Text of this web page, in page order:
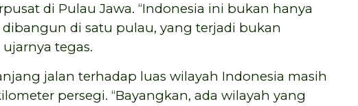
di Pulau Jawa. “Indonesia ini bukan hanya
di satu pulau, yang terjadi bukan
tegas.
jalan terhadap luas wilayah Indonesia masih
persegi. “Bayangkan, ada wilayah yang